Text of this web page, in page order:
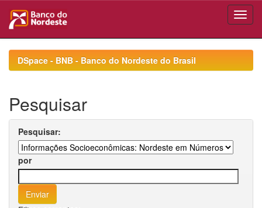
navigationDSpace - BNB - Banco do Nordeste do Brasil
Pesquisar
Pesquisar:
por